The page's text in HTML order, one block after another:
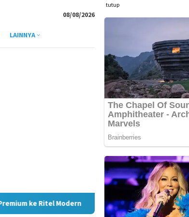
tutup
08/08/2026
LAINNYA
JMSI Medan Apresiasi Kinerja Bank Sumut